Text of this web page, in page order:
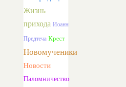
Жизнь
прихода Иоанн
Предтеча Крест
Новомученики
Новости
Паломничество